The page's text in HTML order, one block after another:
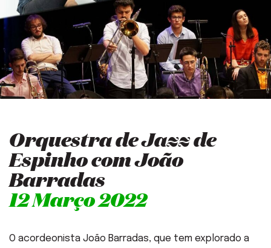
Orquestra de Jazz de
Espinho com João
Barradas
12 Março 2022
O acordeonista João Barradas, que tem explorado a